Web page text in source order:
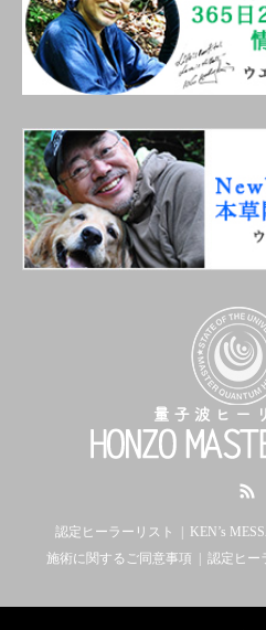
認定ヒーラーリスト KEN’s
施術に関するご同意事項
認定ヒー